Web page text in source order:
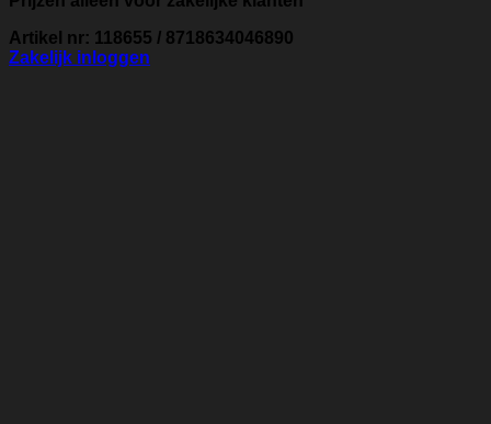
Artikel nr: 118655 / 8718634046890
Zakelijk inloggen